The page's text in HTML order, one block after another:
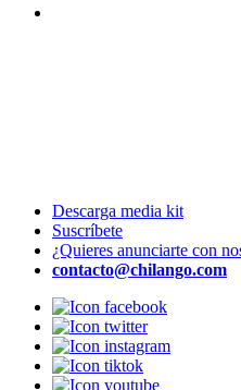
Descarga media kit
Suscríbete
¿Quieres anunciarte con
contacto@chilango.com